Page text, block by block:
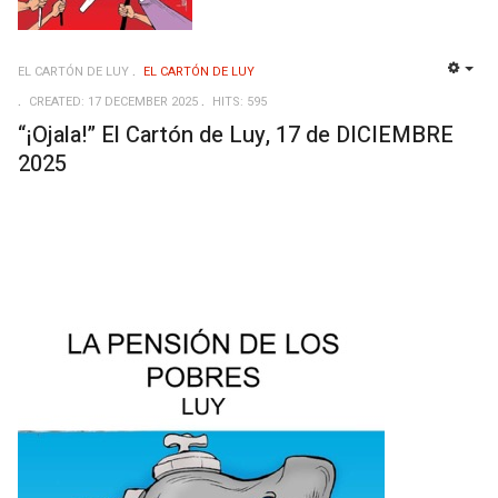
EL CARTÓN DE LUY
EL CARTÓN DE LUY
CREATED: 17 DECEMBER 2025
HITS: 595
“¡Ojala!” El Cartón de Luy, 17 de DICIEMBRE
2025